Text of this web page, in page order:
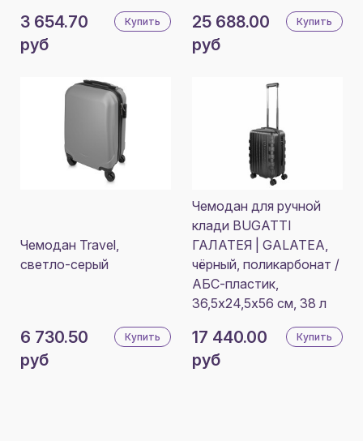
3 654.70
руб
Купить
25 688.00
руб
Купить
Чемодан Travel,
светло-серый
6 730.50
руб
Купить
Чемодан для ручной
клади BUGATTI
ГАЛАТЕЯ | GALATEA,
чёрный, поликарбонат /
АБС-пластик,
36,5х24,5х56 см, 38 л
17 440.00
руб
Купить